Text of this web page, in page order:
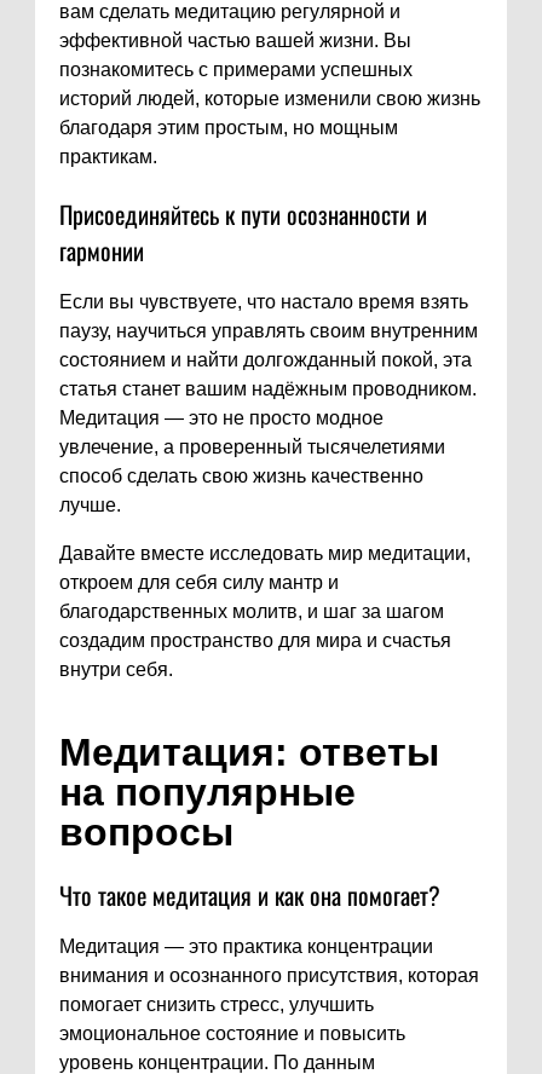
вам сделать медитацию регулярной и
эффективной частью вашей жизни. Вы
познакомитесь с примерами успешных
историй людей, которые изменили свою жизнь
благодаря этим простым, но мощным
практикам.
Присоединяйтесь к пути осознанности и
гармонии
Если вы чувствуете, что настало время взять
паузу, научиться управлять своим внутренним
состоянием и найти долгожданный покой, эта
статья станет вашим надёжным проводником.
Медитация — это не просто модное
увлечение, а проверенный тысячелетиями
способ сделать свою жизнь качественно
лучше.
Давайте вместе исследовать мир медитации,
откроем для себя силу мантр и
благодарственных молитв, и шаг за шагом
создадим пространство для мира и счастья
внутри себя.
Медитация: ответы
на популярные
вопросы
Что такое медитация и как она помогает?
Медитация — это практика концентрации
внимания и осознанного присутствия, которая
помогает снизить стресс, улучшить
эмоциональное состояние и повысить
уровень концентрации. По данным